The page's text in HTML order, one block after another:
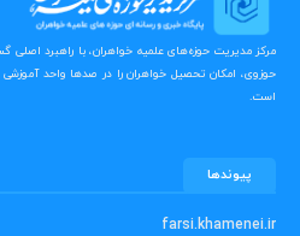
مرکز مدیریت حوزه‌های علمیه خواهران، با راهبرد
حوزوی، امکان تحصیل خواهران را در صدها واحد
است.
پیوندها
farsi.khamenei.ir